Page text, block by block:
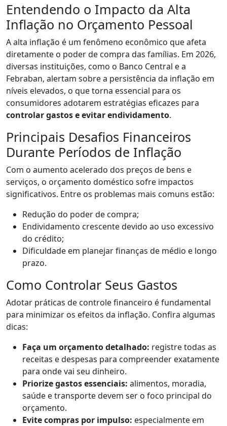
Entendendo o Impacto da Alta
Inflação no Orçamento Pessoal
A alta inflação é um fenômeno econômico que afeta
diretamente o poder de compra das famílias. Em 2026,
diversas instituições, como o Banco Central e a
Febraban, alertam sobre a persistência da inflação em
níveis elevados, o que torna essencial para os
consumidores adotarem estratégias eficazes para
controlar gastos e evitar endividamento.
Principais Desafios Financeiros
Durante Períodos de Inflação
Com o aumento acelerado dos preços de bens e
serviços, o orçamento doméstico sofre impactos
significativos. Entre os problemas mais comuns estão:
Redução do poder de compra;
Endividamento crescente devido ao uso excessivo
do crédito;
Dificuldade em planejar finanças de médio e longo
prazo.
Como Controlar Seus Gastos
Adotar práticas de controle financeiro é fundamental
para minimizar os efeitos da inflação. Confira algumas
dicas:
Faça um orçamento detalhado: registre todas as
receitas e despesas para compreender exatamente
para onde vai seu dinheiro.
Priorize gastos essenciais: alimentos, moradia,
saúde e transporte devem ser o foco principal do
orçamento.
Evite compras por impulso: especialmente em